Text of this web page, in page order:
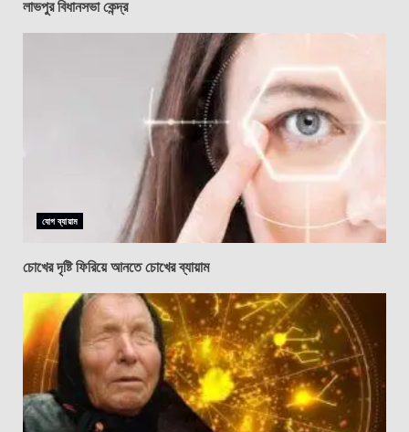
লাভপুর বিধানসভা কেন্দ্র
যোগ ব্যায়াম
চোখের দৃষ্টি ফিরিয়ে আনতে চোখের ব্যায়াম